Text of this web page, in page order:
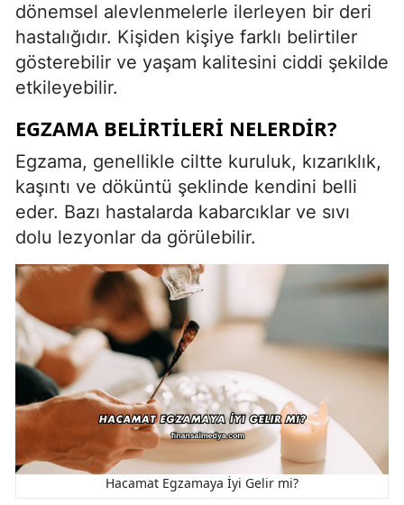
dönemsel alevlenmelerle ilerleyen bir deri
hastalığıdır. Kişiden kişiye farklı belirtiler
gösterebilir ve yaşam kalitesini ciddi şekilde
etkileyebilir.
EGZAMA BELIRTILERI NELERDIR?
Egzama, genellikle ciltte kuruluk, kızarıklık,
kaşıntı ve döküntü şeklinde kendini belli
eder. Bazı hastalarda kabarcıklar ve sıvı
dolu lezyonlar da görülebilir.
Hacamat Egzamaya İyi Gelir mi?